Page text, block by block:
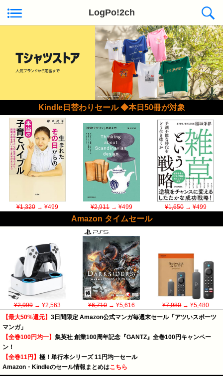
LogPo!2ch
Kindle日替わりセール ◆本日50冊が対象
¥1,320→ ¥499 ¥2,911→ ¥499 ¥1,650→ ¥499
Amazon タイムセール
¥2,999→ ¥2,563 ¥6,710→ ¥5,616 ¥7,980→ ¥5,480
【最大50%還元】 3日間限定 Amazon公式マンガ毎週末セール「アツいスポーツ
マンガ」
【全巻100円均一】 集英社 創業100周年記念『GANTZ』全巻100円キャンペー
ン！
【全巻11円】 極！単行本シリーズ 11円均一セール
Amazon・Kindleのセール情報まとめはこちら